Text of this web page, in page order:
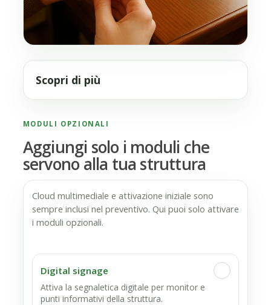
Scopri di più
MODULI OPZIONALI
Aggiungi solo i moduli che
servono alla tua struttura
Cloud multimediale e attivazione iniziale sono
sempre inclusi nel preventivo. Qui puoi solo attivare
i moduli opzionali.
Digital signage
Attiva la segnaletica digitale per monitor e
punti informativi della struttura.